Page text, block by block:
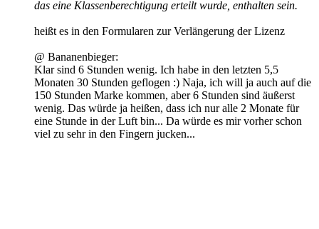
das eine Klassenberechtigung erteilt wurde, enthalten sein.
heißt es in den Formularen zur Verlängerung der Lizenz
@ Bananenbieger:
Klar sind 6 Stunden wenig. Ich habe in den letzten 5,5
Monaten 30 Stunden geflogen :) Naja, ich will ja auch auf die
150 Stunden Marke kommen, aber 6 Stunden sind äußerst
wenig. Das würde ja heißen, dass ich nur alle 2 Monate für
eine Stunde in der Luft bin... Da würde es mir vorher schon
viel zu sehr in den Fingern jucken...